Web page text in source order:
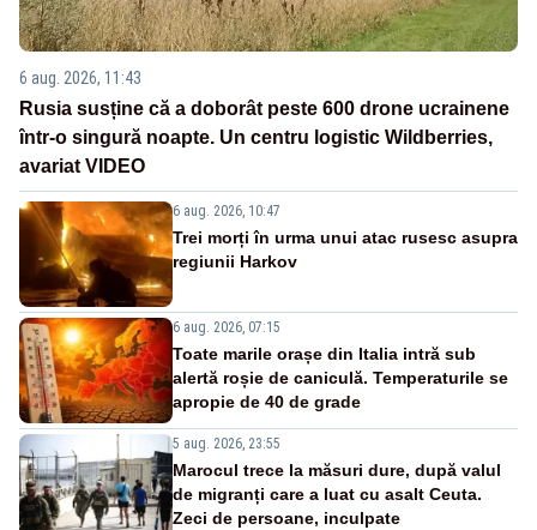
6 aug. 2026, 11:43
Rusia susține că a doborât peste 600 drone ucrainene
într-o singură noapte. Un centru logistic Wildberries,
avariat VIDEO
6 aug. 2026, 10:47
Trei morți în urma unui atac rusesc asupra
regiunii Harkov
6 aug. 2026, 07:15
Toate marile orașe din Italia intră sub
alertă roșie de caniculă. Temperaturile se
apropie de 40 de grade
5 aug. 2026, 23:55
Marocul trece la măsuri dure, după valul
de migranți care a luat cu asalt Ceuta.
Zeci de persoane, inculpate